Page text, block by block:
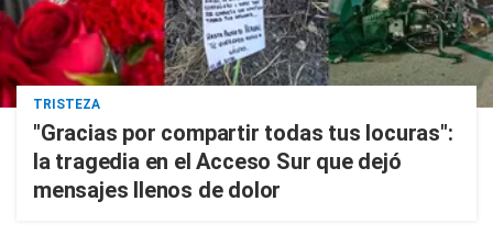
TRISTEZA
"Gracias por compartir todas tus locuras":
la tragedia en el Acceso Sur que dejó
mensajes llenos de dolor